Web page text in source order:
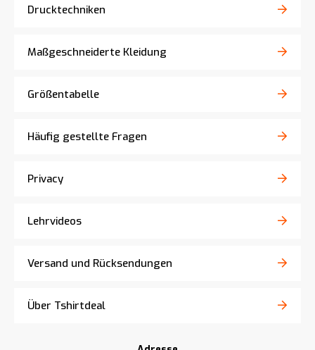
Drucktechniken
Maßgeschneiderte Kleidung
Größentabelle
Häufig gestellte Fragen
Privacy
Lehrvideos
Versand und Rücksendungen
Über Tshirtdeal